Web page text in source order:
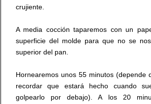
crujiente.
A media cocción taparemos con un
superficie del molde para que no se
superior del pan.
Hornearemos unos 55 minutos (depende
recordar que estará hecho cuando
golpearlo por debajo). A los 20